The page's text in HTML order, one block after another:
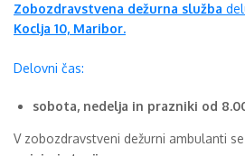
Zobozdravstvena dežurna služba
Koclja 10, Maribor.
Delovni čas:
sobota, nedelja in prazniki od
V zobozdravstveni dežurni ambulanti